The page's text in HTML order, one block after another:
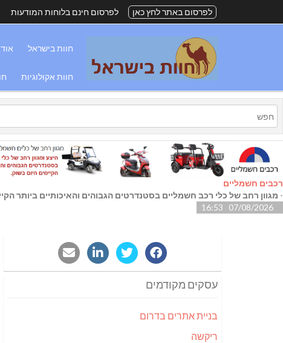
לפרסום באתר לחץ כאן לפרסום חינם בלוחות המודעות
חוות בישראל
חוות אקולוגיות
רכבים חשמליים
- מגוון רחב של כלי רכב חשמליים בסטנדרטים הגבוהים והאיכותיים ביותר
07/08/2026 16:53
עסקים מקודמים
בניית אתרים בדרום
ריקשה